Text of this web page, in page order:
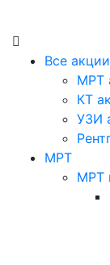
Все
МРТ
КТ
УЗИ
МРТ
МРТ